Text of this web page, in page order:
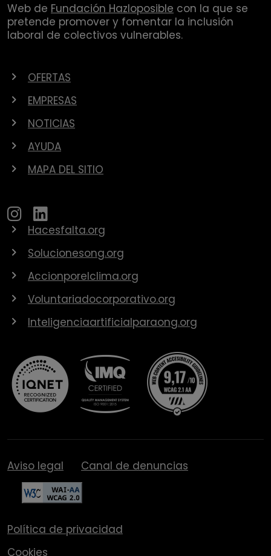
Web de Fundación Hazloposible con la que se
pretende promover y fomentar la inclusión
laboral de colectivos vulnerables.
OFERTAS
EMPRESAS
NOTICIAS
AYUDA
MAPA DEL SITIO
Hacesfalta.org
Solucionesong.org
Accionporelclima.org
Voluntariadocorporativo.org
Inteligenciaartificialparaong.org
Aviso legal Canal de denuncias
Política de privacidad
Cookies